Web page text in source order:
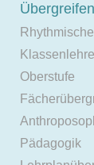
Oberstufe
Pädagogik